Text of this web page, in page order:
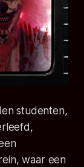
studenten,
waar een